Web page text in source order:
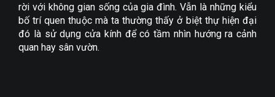
rời với không gian sống của gia đình. Vẫn là những kiểu
bố trí quen thuộc mà ta thường thấy ở biệt thự hiện đại
đó là sử dụng cửa kính để có tầm nhìn hướng ra cảnh
quan hay sân vườn.